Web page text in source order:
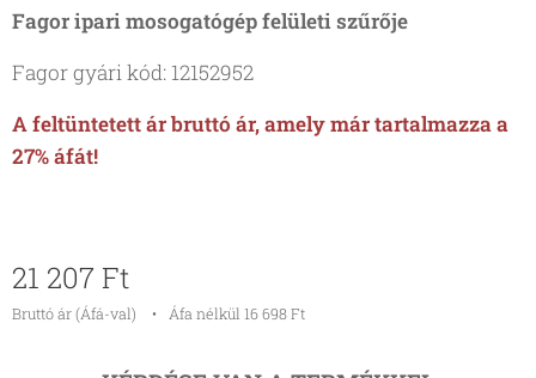
Fagor ipari mosogatógép felületi szűrője
Fagor gyári kód: 12152952
A feltüntetett ár bruttó ár, amely már tartalmazza a
27% áfát!
21 207 Ft
Bruttó ár (Áfá-val) Áfa nélkül 16 698 Ft